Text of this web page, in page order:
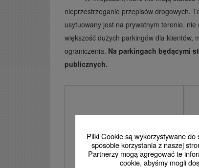
Pliki Cookie są wykorzystywane
sposobie korzystania z naszej
Partnerzy mogą agregować te
cookie, abyśmy mogli
nieprzestrzeganie przepisów drogowych.
usytuowany jest na prywatnym terenie,
większość dużych parkingów dla klientów,
ograniczenia. Na parkingach będącymi
publicznych.